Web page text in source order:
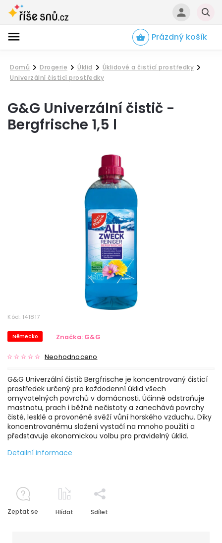
Prázdný košík
Domů
/
Drogerie
/
Úklid
/
Úklidové a čistící prostředky
/
Univerzální čisticí prostředky
G&G Univerzální čistič -
Bergfrische 1,5 l
Kód: 141817
Německo
Neohodnoceno
Značka: G&G
G&G Univerzální čistič Bergfrische je koncentrovaný čisticí
prostředek určený pro každodenní úklid všech
omyvatelných povrchů v domácnosti. Účinně odstraňuje
mastnotu, prach i běžné nečistoty a zanechává povrchy
čisté, lesklé a provoněné svěží vůní horského vzduchu. Díky
koncentrovanému složení vystačí na mnoho použití a
představuje ekonomickou volbu pro pravidelný úklid.
Detailní informace
Zeptat se Hlídat Sdílet